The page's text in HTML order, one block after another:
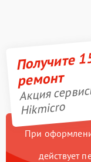
Получите
ремонт
Акция
Hikmicro
При
действует